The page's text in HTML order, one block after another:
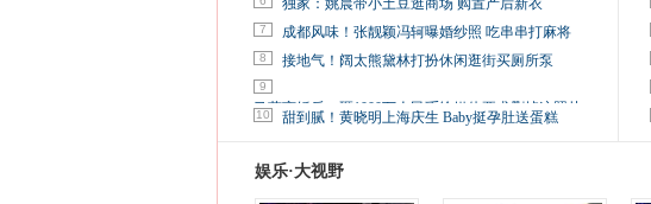
独家：姚晨带小土豆逛商场 购置产后新衣
7 成都风味！张靓颖冯轲曝婚纱照 吃串串打麻将
8 接地气！阔太熊黛林打扮休闲逛街买厕所泵
9
马蓉离婚后，砸1000万人民币给媒体要求删掉这照片
10 甜到腻！黄晓明上海庆生 Baby挺孕肚送蛋糕
娱乐·大视野